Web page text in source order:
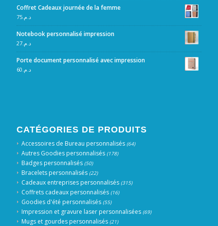
Coffret Cadeaux journée de la femme
د.م.75
Notebook personnalisé impression
د.م.27
Porte document personnalisé avec impression
د.م. 60
CATÉGORIES DE PRODUITS
Accessoires de Bureau personnalisés (64)
Autres Goodies personnalisés (178)
Badges personnalisés (50)
Bracelets personnalisés (22)
Cadeaux entreprises personnalisés (315)
Coffrets cadeaux personnalisés (16)
Goodies d'été personnalisés (55)
Impression et gravure laser personnalisées (69)
Mugs et gourdes personnalisés (21)